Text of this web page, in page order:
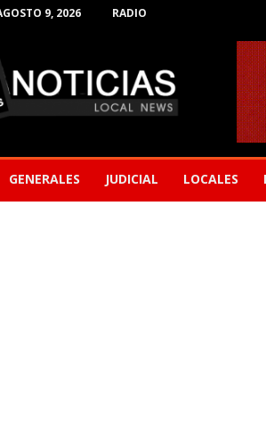
9, 2026 RADIO
GENERALES JUDICIAL LOCALES